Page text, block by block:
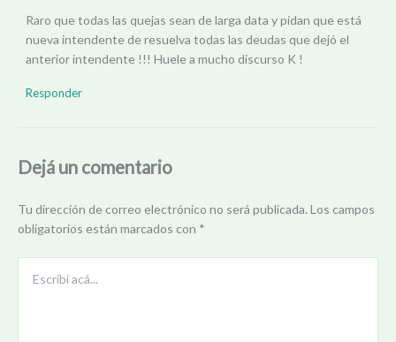
Raro que todas las quejas sean de larga data y pidan que está
nueva intendente de resuelva todas las deudas que dejó el
anterior intendente !!! Huele a mucho discurso K !
Responder
Dejá un comentario
Tu dirección de correo electrónico no será publicada. Los campos
obligatorios están marcados con *
acá...